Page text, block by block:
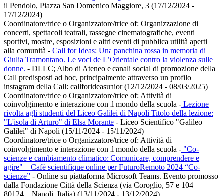
il Pendolo, Piazza San Domenico Maggiore, 3 (17/12/2024 -
17/12/2024)
Coordinatore/trice o Organizzatore/trice of: Organizzazione di
concerti, spettacoli teatrali, rassegne cinematografiche, eventi
sportivi, mostre, esposizioni e altri eventi di pubblica utilità aperti
alla comunità - Call for Ideas: Una panchina rossa in memoria di
Giulia Tramontano. Le voci de L’Orientale contro la violenza sulle
donne. - DLLC; Albo di Ateneo e canali social di promozione della
Call predisposti ad hoc, principalmente attraverso un profilo
instagram della Call: callforideasunior (12/12/2024 - 08/03/2025)
Coordinatore/trice o Organizzatore/trice of: Attività di
coinvolgimento e interazione con il mondo della scuola - Lezione
rivolta agli studenti del Liceo Galilei di Napoli Titolo della lezione:
"L'isola di Arturo" di Elsa Morante - Liceo Scientifico "Galileo
Galilei" di Napoli (15/11/2024 - 15/11/2024)
Coordinatore/trice o Organizzatore/trice of: Attività di
coinvolgimento e interazione con il mondo della scuola - "Co-
scienze e cambiamento climatico: Comunicare, comprendere e
agire" – Cafè scientifique online per FuturoRemoto 2024 “Co-
scienze” - Online su piattaforma Microsoft Teams. Evento promosso
dalla Fondazione Città della Scienza (via Coroglio, 57 e 104 –
80124 – Napoli, Italia) (13/11/2024 - 13/12/2024)